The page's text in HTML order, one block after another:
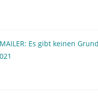
Es gibt keinen